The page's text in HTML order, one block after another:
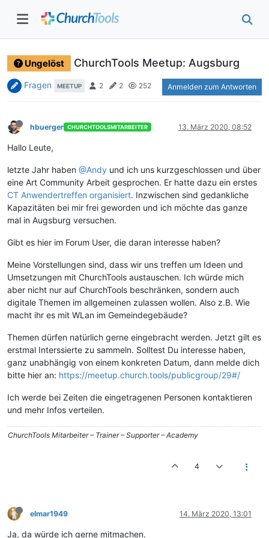
Ungelöst ChurchTools Meetup: Augsburg
Fragen MEETUP 2 2 252 Anmelden zum Antworten
hbuerger CHURCHTOOLSMITARBEITER 13. März 2020, 08:52
Hallo Leute,
letzte Jahr haben @Andy und ich uns kurzgeschlossen und über
eine Art Community Arbeit gesprochen. Er hatte dazu ein erstes
CT Anwendertreffen organisiert. Inzwischen sind gedankliche
Kapazitäten bei mir frei geworden und ich möchte das ganze
mal in Augsburg versuchen.
Gibt es hier im Forum User, die daran interesse haben?
Meine Vorstellungen sind, dass wir uns treffen um Ideen und
Umsetzungen mit ChurchTools austauschen. Ich würde mich
aber nicht nur auf ChurchTools beschränken, sondern auch
digitale Themen im allgemeinen zulassen wollen. Also z.B. Wie
macht ihr es mit WLan im Gemeindegebäude?
Themen dürfen natürlich gerne eingebracht werden. Jetzt gilt es
erstmal Interssierte zu sammeln. Solltest Du interesse haben,
ganz unabhängig von einem konkreten Datum, dann melde dich
bitte hier an: https://meetup.church.tools/publicgroup/29#/
Ich werde bei Zeiten die eingetragenen Personen kontaktieren
und mehr Infos verteilen.
ChurchTools Mitarbeiter – Trainer – Supporter – Academy
4
elmar1949 14. März 2020, 13:01
Ja, da würde ich gerne mitmachen.